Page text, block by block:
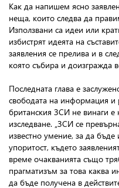
Как да напишем ясно
неща, които следва да
Използвани са идеи или
избистрят идеята на
заявления се прелива и в
която събира и доизгражда
Последната глава е
свободата на информация и
британския ЗСИ не винаги
изследване. „ЗСИ се
известно умение, за да
упоритост, където
време очакванията също
прагматизъм за това
да бъде получена в